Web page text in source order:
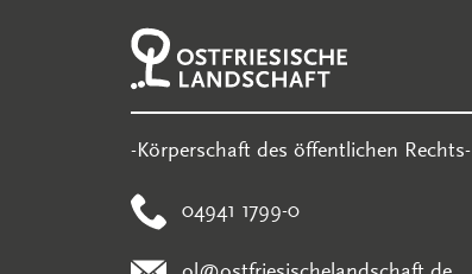
-Körperschaft des öffentlichen Rechts-
04941 1799-0